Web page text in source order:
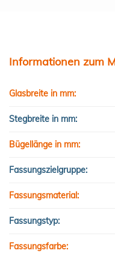
Informationen zum
Glasbreite in mm:
Stegbreite in mm:
Bügellänge in mm:
Fassungszielgruppe:
Fassungsmaterial:
Fassungstyp:
Fassungsfarbe: